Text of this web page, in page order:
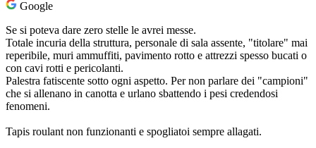
Google
Se si poteva dare zero stelle le avrei messe.
Totale incuria della struttura, personale di sala assente, "titolare" mai
reperibile, muri ammuffiti, pavimento rotto e attrezzi spesso bucati o
con cavi rotti e pericolanti.
Palestra fatiscente sotto ogni aspetto. Per non parlare dei "campioni"
che si allenano in canotta e urlano sbattendo i pesi credendosi
fenomeni.
Tapis roulant non funzionanti e spogliatoi sempre allagati.